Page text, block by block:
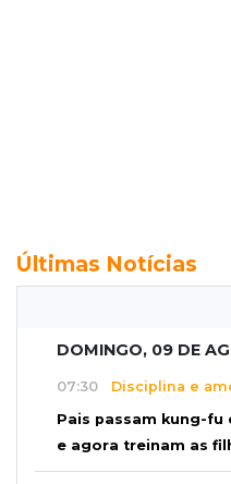
Últimas Notícias
DOMINGO, 09 DE
07:30 Disciplina e
Pais passam kung-
e agora treinam as